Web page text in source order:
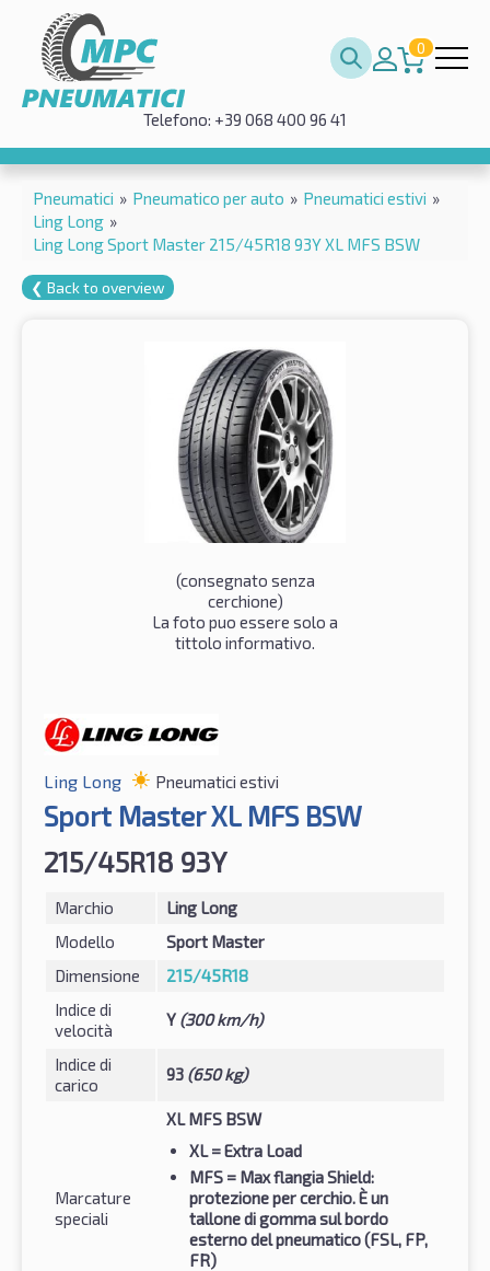
0
Telefono: +39 068 400 96 41
Pneumatici » Pneumatico per auto » Pneumatici estivi »
Ling Long »
Ling Long Sport Master 215/45R18 93Y XL MFS BSW
❮ Back to overview
(consegnato senza
cerchione)
La foto puo essere solo a
tittolo informativo.
Ling Long Pneumatici estivi
Sport Master XL MFS BSW
215/45R18 93Y
Marchio
Ling Long
Modello
Sport Master
Dimensione
215/45R18
Indice di
velocità
Y (300 km/h)
Indice di
carico
93 (650 kg)
Marcature
speciali
XL MFS BSW
XL = Extra Load
MFS = Max flangia Shield:
protezione per cerchio. È un
tallone di gomma sul bordo
esterno del pneumatico (FSL, FP,
FR)